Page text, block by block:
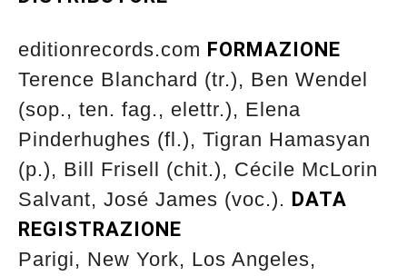
editionrecords.com FORMAZIONE
Terence Blanchard (tr.), Ben Wendel
(sop., ten. fag., elettr.), Elena
Pinderhughes (fl.), Tigran Hamasyan
(p.), Bill Frisell (chit.), Cécile McLorin
Salvant, José James (voc.). DATA
REGISTRAZIONE
Parigi, New York, Los Angeles,